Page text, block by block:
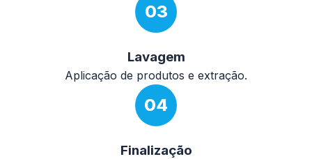
03
Lavagem
Aplicação de produtos e extração.
04
Finalização